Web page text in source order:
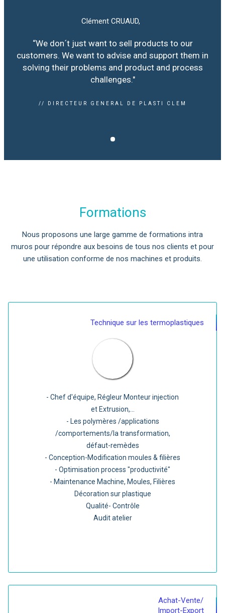
Clément CRUAUD,
“We don´t just want to sell products to our
customers. We want to advise and support them in
solving their problems and product and process
challenges."
// DIRECTEUR GENERAL DE PLASTI CLEM
Formations
Nous proposons une large gamme de formations intra
muros pour répondre aux besoins de tous nos clients et pour
une utilisation conforme de nos machines et produits.
- Chef d'équipe, Régleur Monteur injection
et Extrusion,...
- Les polymères /applications
/comportements/la transformation,
défaut-remèdes
- Conception-Modification moules & filières
- Optimisation process "productivité"
- Maintenance Machine, Moules, Filières
Décoration sur plastique
Qualité- Contrôle
Audit atelier
Technique sur les termoplastiques
Achat-Vente/
Import-Export